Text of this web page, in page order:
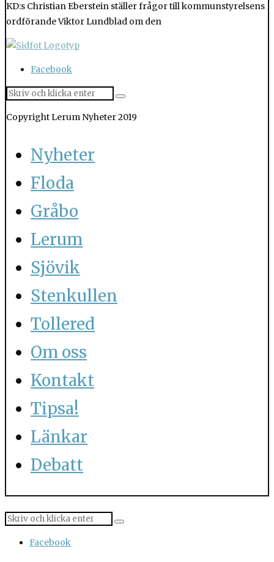
KD:s Christian Eberstein ställer frågor till kommunstyrelsens
ordförande Viktor Lundblad om den
Facebook
Copyright Lerum Nyheter 2019
Nyheter
Floda
Gråbo
Lerum
Sjövik
Stenkullen
Tollered
Om oss
Kontakt
Tipsa!
Länkar
Debatt
Facebook